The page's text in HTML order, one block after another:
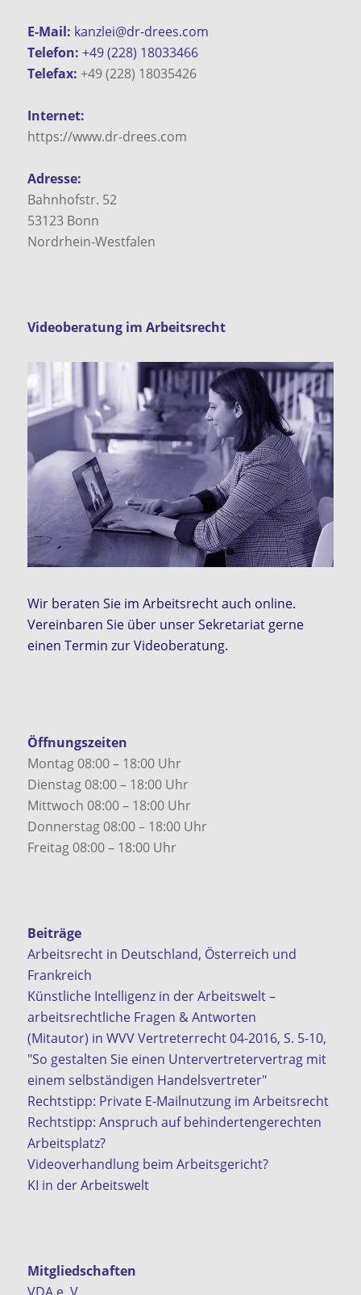
E-Mail: kanzlei@dr-drees.com
Telefon: +49 (228) 18033466
Telefax: +49 (228) 18035426
Internet:
https://www.dr-drees.com
Adresse:
Bahnhofstr. 52
53123Bonn
Nordrhein-Westfalen
Videoberatung im Arbeitsrecht
Wir beraten Sie im Arbeitsrecht auch online.
Vereinbaren Sie über unser Sekretariat gerne
einen Termin zur Videoberatung.
Öffnungszeiten
Montag 08:00 – 18:00 Uhr
Dienstag 08:00 – 18:00 Uhr
Mittwoch 08:00 – 18:00 Uhr
Donnerstag 08:00 – 18:00 Uhr
Freitag 08:00 – 18:00 Uhr
Beiträge
Arbeitsrecht in Deutschland, Österreich und
Frankreich
Künstliche Intelligenz in der Arbeitswelt –
arbeitsrechtliche Fragen & Antworten
(Mitautor) in WVV Vertreterrecht 04-2016, S. 5-10,
"So gestalten Sie einen Untervertretervertrag mit
einem selbständigen Handelsvertreter"
Rechtstipp: Private E-Mailnutzung im Arbeitsrecht
Rechtstipp: Anspruch auf behindertengerechten
Arbeitsplatz?
Videoverhandlung beim Arbeitsgericht?
KI in der Arbeitswelt
Mitgliedschaften